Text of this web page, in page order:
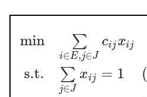
を利用する。
経営工学 – Wikipedia
min ∑
i∈E,j∈J
cij xij
s.t. ∑
j∈J
xij = 1 (